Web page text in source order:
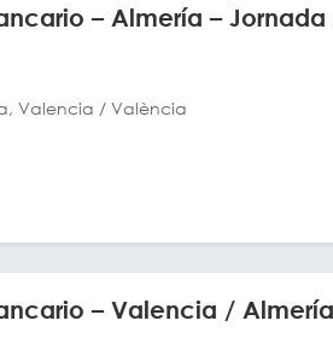
– Almería – Jornada
Valencia / València
– Valencia /